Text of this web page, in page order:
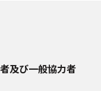
及び一般協力者